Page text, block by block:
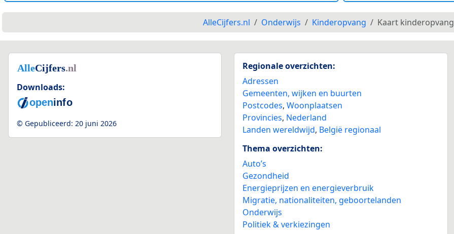
AlleCijfers.nl Onderwijs Kinderopvang Kaart kinderopvang
Downloads:
© Gepubliceerd: 20 juni 2026
Regionale overzichten:
Adressen
Gemeenten, wijken en buurten
Postcodes,Woonplaatsen
Provincies, Nederland
Landen wereldwijd, België regionaal
Thema overzichten:
Auto’s
Gezondheid
Energieprijzen en energieverbruik
Migratie, nationaliteiten, geboortelanden
Onderwijs
Politiek & verkiezingen